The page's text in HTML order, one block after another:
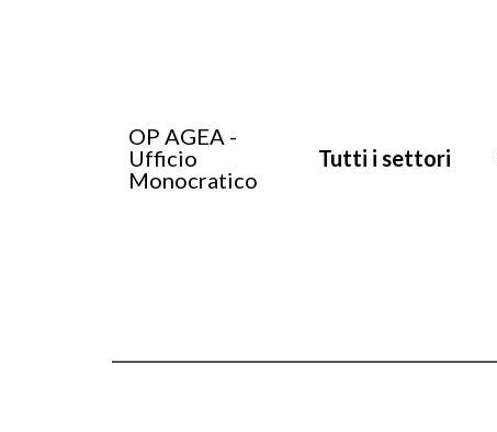
OP AGEA -
Ufficio
Monocratico
Tutti i settori